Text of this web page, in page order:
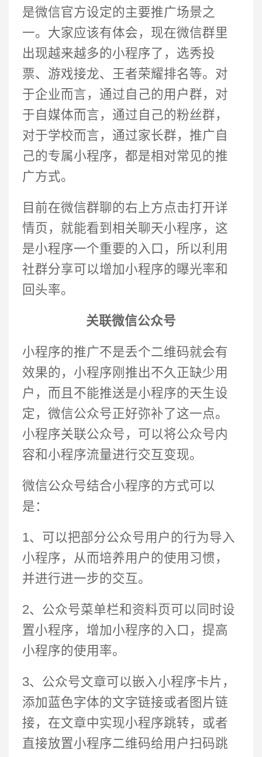
是微信官方设定的主要推广场景之
一。大家应该有体会，现在微信群里
出现越来越多的小程序了，选秀投
票、游戏接龙、王者荣耀排名等。对
于企业而言，通过自己的用户群，对
于自媒体而言，通过自己的粉丝群，
对于学校而言，通过家长群，推广自
己的专属小程序，都是相对常见的推
广方式。
目前在微信群聊的右上方点击打开详
情页，就能看到相关聊天小程序，这
是小程序一个重要的入口，所以利用
社群分享可以增加小程序的曝光率和
回头率。
关联微信公众号
小程序的推广不是丢个二维码就会有
效果的，小程序刚推出不久正缺少用
户，而且不能推送是小程序的天生设
定，微信公众号正好弥补了这一点。
小程序关联公众号，可以将公众号内
容和小程序流量进行交互变现。
微信公众号结合小程序的方式可以
是：
1、可以把部分公众号用户的行为导入
小程序，从而培养用户的使用习惯，
并进行进一步的交互。
2、公众号菜单栏和资料页可以同时设
置小程序，增加小程序的入口，提高
小程序的使用率。
3、公众号文章可以嵌入小程序卡片，
添加蓝色字体的文字链接或者图片链
接，在文章中实现小程序跳转，或者
直接放置小程序二维码给用户扫码跳